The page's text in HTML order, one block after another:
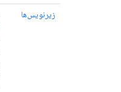
زیرنویس‌ها